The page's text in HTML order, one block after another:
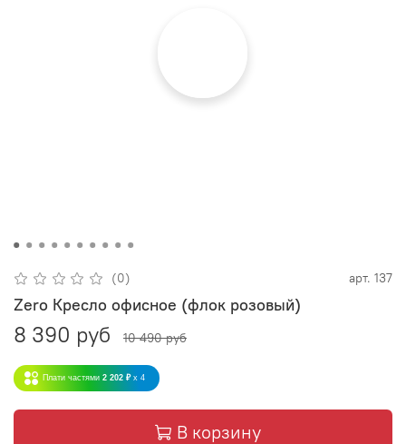
(0) арт. 137
Zero Кресло офисное (флок розовый)
8 390 руб 10 490 руб
Плати частями 2 202 ₽ x 4
В корзину